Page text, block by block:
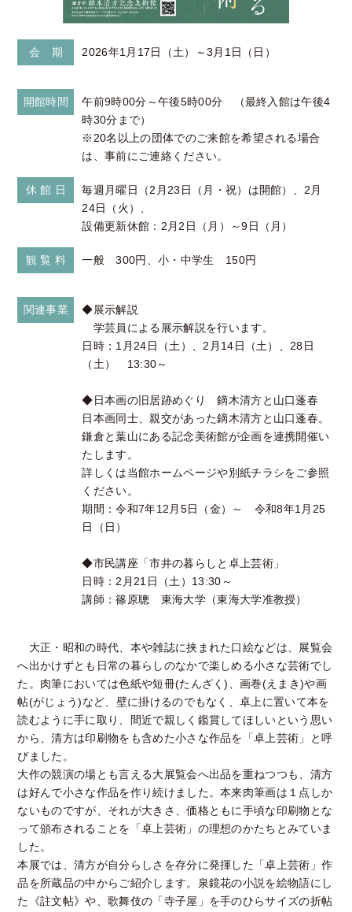
会 期 2026年1月17日（土）～3月1日（日）
開館時間
午前9時00分～午後5時00分 （最終入館は午後4
時30分まで）
※20名以上の団体でのご来館を希望される場合
は、事前にご連絡ください。
休 館 日
毎週月曜日（2月23日（月・祝）は開館）、2月
24日（火）、
設備更新休館：2月2日（月）～9日（月）
観 覧 料 一般 300円、小・中学生 150円
関連事業
◆展示解説
学芸員による展示解説を行います。
日時：1月24日（土）、2月14日（土）、28日
（土） 13:30～
◆日本画の旧居跡めぐり 鏑木清方と山口蓬春
日本画同士、親交があった鏑木清方と山口蓬春。
鎌倉と葉山にある記念美術館が企画を連携開催い
たします。
詳しくは当館ホームページや別紙チラシをご参照
ください。
期間：令和7年12月5日（金）～ 令和8年1月25
日（日）
◆市民講座「市井の暮らしと卓上芸術」
日時：2月21日（土）13:30～
講師：篠原聰 東海大学（東海大学准教授）
大正・昭和の時代、本や雑誌に挟まれた口絵などは、展覧会
へ出かけずとも日常の暮らしのなかで楽しめる小さな芸術でし
た。肉筆においては色紙や短冊(たんざく)、画巻(えまき)や画
帖(がじょう)など、壁に掛けるのでもなく、卓上に置いて本を
読むように手に取り、間近で親しく鑑賞してほしいという思い
から、清方は印刷物をも含めた小さな作品を「卓上芸術」と呼
びました。
大作の競演の場とも言える大展覧会へ出品を重ねつつも、清方
は好んで小さな作品を作り続けました。本来肉筆画は１点しか
ないものですが、それが大きさ、価格ともに手頃な印刷物とな
って頒布されることを「卓上芸術」の理想のかたちとみていま
した。
本展では、清方が自分らしさを存分に発揮した「卓上芸術」作
品を所蔵品の中からご紹介します。泉鏡花の小説を絵物語にし
た《註文帖》や、歌舞伎の「寺子屋」を手のひらサイズの折帖